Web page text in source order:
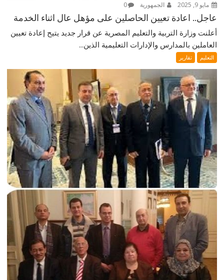
مايو 9, 2025 الجمهورية 0
عاجل.. اعادة تعيين الحاصلين على مؤهل عال اثناء الخدمة
أعلنت وزارة التربية والتعليم المصرية عن قرار جديد يتيح إعادة تعيين
العاملين بالمدارس والإدارات التعليمية الذين...
التعليم تقارير